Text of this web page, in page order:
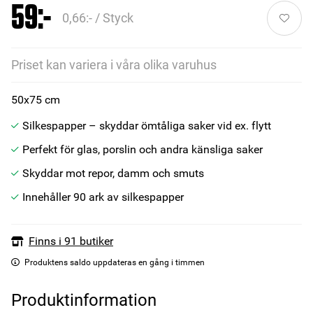
59:- 0,66:- / Styck
Priset kan variera i våra olika varuhus
50x75 cm
Silkespapper – skyddar ömtåliga saker vid ex. flytt
Perfekt för glas, porslin och andra känsliga saker
Skyddar mot repor, damm och smuts
Innehåller 90 ark av silkespapper
Finns i 91 butiker
Produktens saldo uppdateras en gång i timmen
Produktinformation